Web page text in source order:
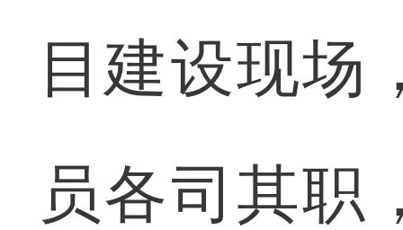
目建设现场
员各司其职